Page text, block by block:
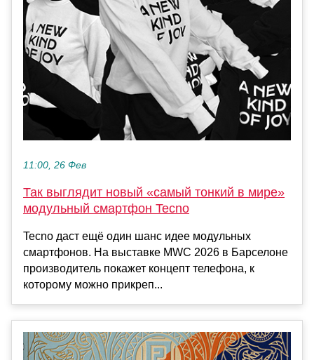
11:00, 26 Фев
Так выглядит новый «самый тонкий в мире»
модульный смартфон Tecno
Tecno даст ещё один шанс идее модульных
смартфонов. На выставке MWC 2026 в Барселоне
производитель покажет концепт телефона, к
которому можно прикреп...